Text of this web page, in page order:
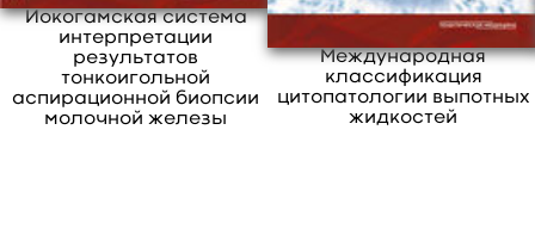
Йокогамская система
интерпретации
результатов
тонкоигольной
аспирационной биопсии
молочной железы
Международная
классификация
цитопатологии выпотных
жидкостей